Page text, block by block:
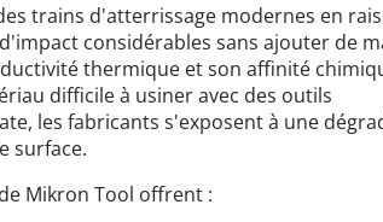
trains d'atterrissage modernes en
considérables sans ajouter de
thermique et son affinité
difficile à usiner avec des outils
les fabricants s'exposent à une
surface.
Mikron Tool offrent :